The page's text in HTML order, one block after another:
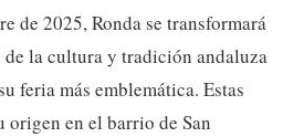
de 2025, Ronda se transformará
la cultura y tradición andaluza
feria más emblemática. Estas
origen en el barrio de San